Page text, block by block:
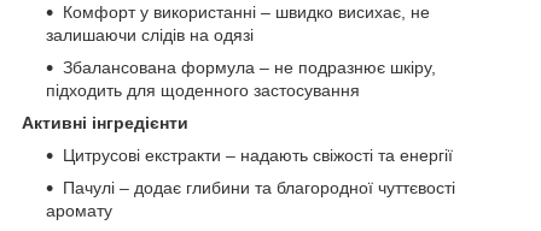
Комфорт у використанні – швидко висихає, не
залишаючи слідів на одязі
Збалансована формула – не подразнює шкіру,
підходить для щоденного застосування
Активні інгредієнти
Цитрусові екстракти – надають свіжості та енергії
Пачулі – додає глибини та благородної чуттєвості
аромату